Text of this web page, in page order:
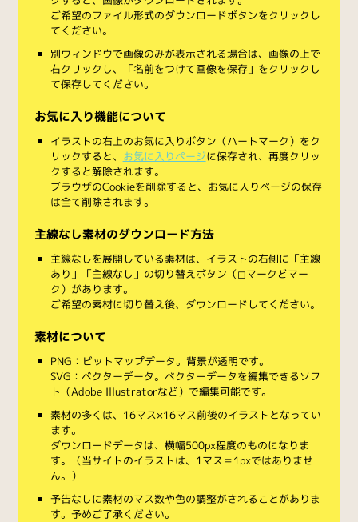
ご希望のファイル形式のダウンロードボタンをクリックし
てください。
別ウィンドウで画像のみが表示される場合は、画像の上で
右クリックし、「名前をつけて画像を保存」をクリックし
て保存してください。
お気に入り機能について
イラストの右上のお気に入りボタン（ハートマーク）をク
リックすると、 お気に入りページに保存され、再度クリッ
クすると解除されます。
ブラウザのCookieを削除すると、お気に入りページの保存
は全て削除されます。
主線なし素材のダウンロード方法
主線なしを展開している素材は、イラストの右側に「主線
あり」「主線なし」の切り替えボタン（◻︎マークと◼︎マー
ク）があります。
ご希望の素材に切り替え後、ダウンロードしてください。
素材について
PNG：ビットマップデータ。背景が透明です。
SVG：ベクターデータ。ベクターデータを編集できるソフ
ト（Adobe Illustratorなど）で編集可能です。
素材の多くは、16マス×16マス前後のイラストとなってい
ます。
ダウンロードデータは、横幅500px程度のものになりま
す。（当サイトのイラストは、1マス＝1pxではありませ
ん。）
予告なしに素材のマス数や色の調整がされることがありま
す。予めご了承ください。